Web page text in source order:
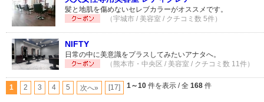
髪と地肌を傷めないセレブカラーがオススメです。
（宇城市 / 美容室 / クチコミ数 5件）
NIFTY
日常の中に美意識をプラスしてみたいアナタへ。
（熊本市・中央区 / 美容室 / クチコミ数 11件）
1 2 3 4 5 次へ» [17] 1～10 件を表示 / 全 168 件